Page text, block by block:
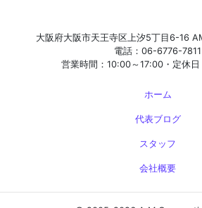
大阪府大阪市天王寺区上汐5丁目6-16
電話：06-6776-7811
営業時間：10:00～17:00・定休
ホーム
代表ブログ
スタッフ
会社概要